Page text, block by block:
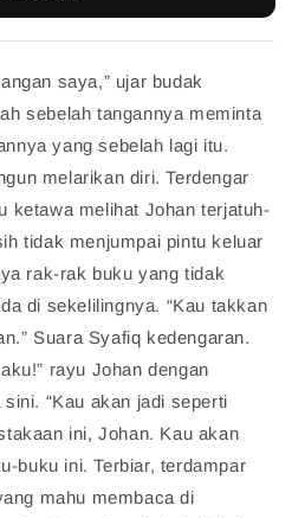
saya,” ujar budak
sebelah tangannya meminta
yang sebelah lagi itu.
melarikan diri. Terdengar
ketawa melihat Johan terjatuh-
tidak menjumpai pintu keluar
rak-rak buku yang tidak
di sekelilingnya. “Kau takkan
Suara Syafiq kedengaran.
rayu Johan dengan
“Kau akan jadi seperti
ini, Johan. Kau akan
buku ini. Terbiar, terdampar
mahu membaca di